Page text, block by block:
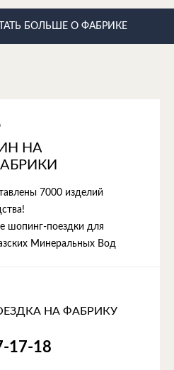
БОЛЬШЕ О ФАБРИКЕ
НА
7000 изделий
шопинг-поездки для
Минеральных Вод
НА ФАБРИКУ
17-18